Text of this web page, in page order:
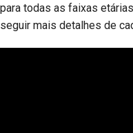
para todas as faixas
seguir mais detalhes de